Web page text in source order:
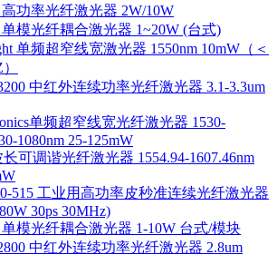
高功率光纤激光器 2W/10W
单模光纤耦合激光器 1~20W (台式)
单频超窄线宽激光器 1550nm 10mW（＜
中红外连续功率光纤激光器 3.1-3.3um
单频超窄线宽光纤激光器 1530-
1080nm 25-125mW
可调谐光纤激光器 1554.94-1607.46nm
515 工业用高功率皮秒准连续光纤激光器
30ps 30MHz)
单模光纤耦合激光器 1-10W 台式/模块
中红外连续功率光纤激光器 2.8um